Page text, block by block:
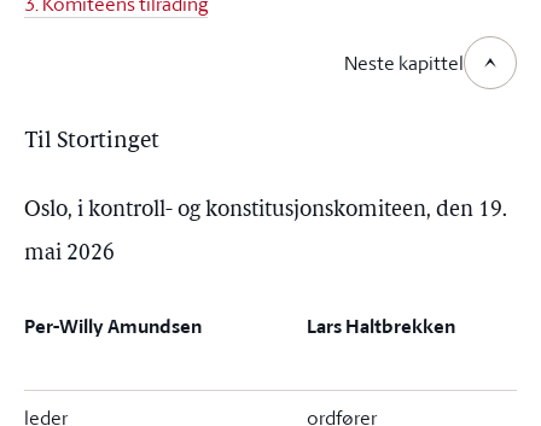
Neste kapittel
Til Stortinget
Oslo, i kontroll- og konstitusjonskomiteen, den 19.
mai 2026
Per-Willy Amundsen Lars Haltbrekken
leder ordfører